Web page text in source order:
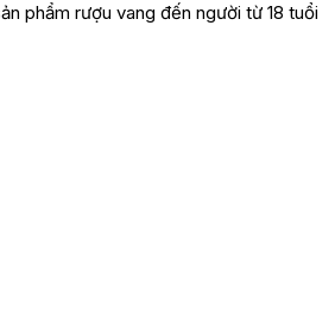
phẩm rượu vang đến người từ 18 tuổi